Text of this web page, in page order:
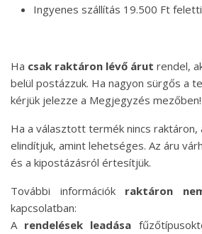
Ingyenes szállítás 19.500 Ft
Ha csak raktáron lévő árut rendel,
belül postázzuk. Ha nagyon sürgős a
kérjük jelezze a Megjegyzés mezőben!
Ha a választott termék nincs
elindítjuk, amint lehetséges. Az áru
és a kipostázásról értesítjük.
További információk raktáron
kapcsolatban:
A rendelések leadása